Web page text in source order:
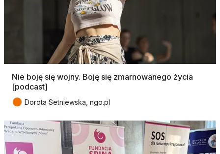
Nie boję się wojny. Boję się zmarnowanego życia
[podcast]
● Dorota Setniewska, ngo.pl